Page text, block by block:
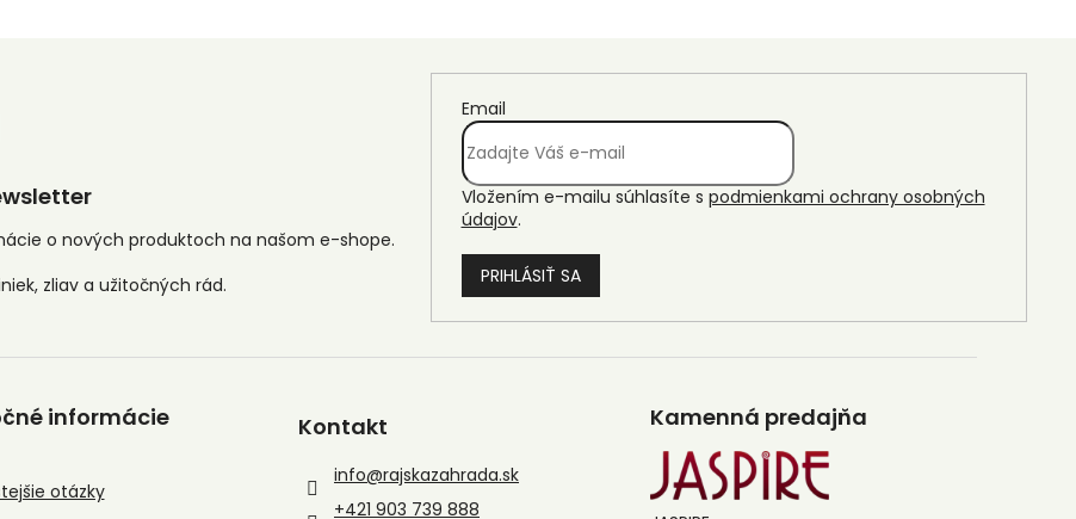
o nových produktoch na našom e-shope.
Email
Vložením e-mailu súhlasíte s podmienkami ochrany osobných
údajov.
PRIHLÁSIŤ SA
informácie
otázky
Kontakt
info@rajskazahrada.sk
+421 903 739 888
Kamenná predajňa